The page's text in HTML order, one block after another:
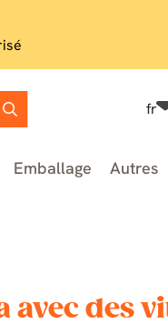
fr
Emballage Autres
avec des